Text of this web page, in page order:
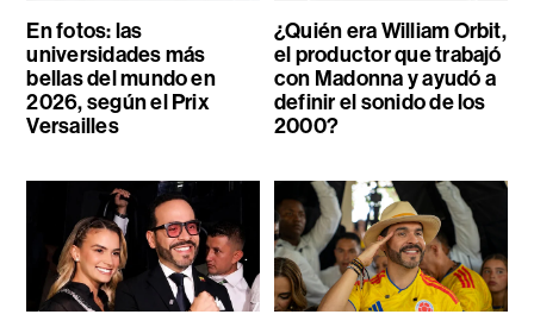
En fotos: las
universidades más
bellas del mundo en
2026, según el Prix
Versailles
¿Quién era William Orbit,
el productor que trabajó
con Madonna y ayudó a
definir el sonido de los
2000?